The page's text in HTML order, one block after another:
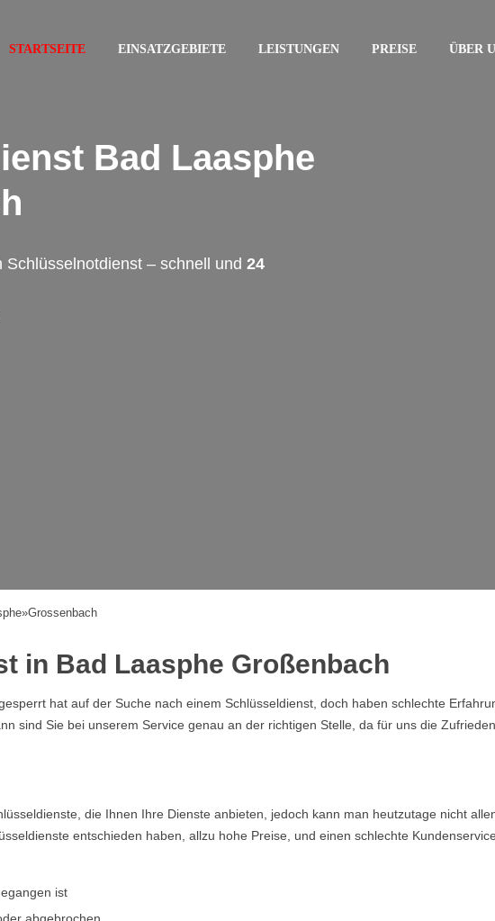
STARTSEITE EINSATZGEBIETE LEISTUNGEN PREISE ÜBER
Bad Laasphe
– schnell und 24
»Grossenbach
in Bad Laasphe Großenbach
hat auf der Suche nach einem Schlüsseldienst, doch haben schlechte
sind Sie bei unserem Service genau an der richtigen Stelle, da für uns die
die Ihnen Ihre Dienste anbieten, jedoch kann man heutzutage nicht
entschieden haben, allzu hohe Preise, und einen schlechte
ist